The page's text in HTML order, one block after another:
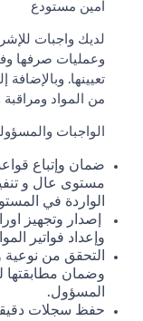
امين مستودع
لديك واجبات
وعمليات صرفها
تعيينها.
من المواد
الواجبات
ضمان وإتباع
مستوى عال و
الواردة في
إصدار وتجهيز
وإعداد فواتير
التحقق من نوعية
وضمان مطابقتها
المسؤول.
حفظ سجلات